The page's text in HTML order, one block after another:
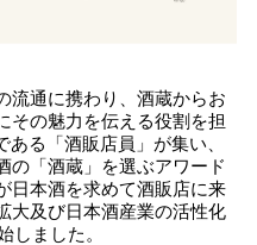
流通に携わり、酒蔵からお
その魅力を伝える役割を担
ある「酒販店員」が集い、
の「酒蔵」を選ぶアワード
日本酒を求めて酒販店に来
大及び日本酒産業の活性化
しました。